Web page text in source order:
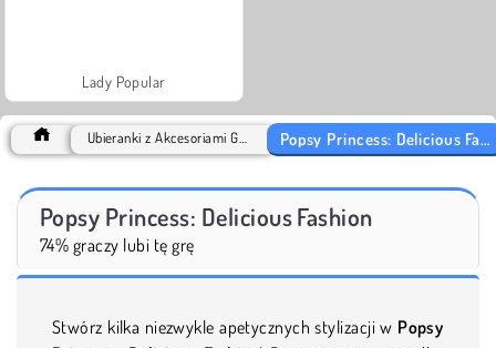
Lady Popular
Popsy Princess: Delicious Fashion
74% graczy lubi tę grę
Stwórz kilka niezwykle apetycznych stylizacji w Popsy